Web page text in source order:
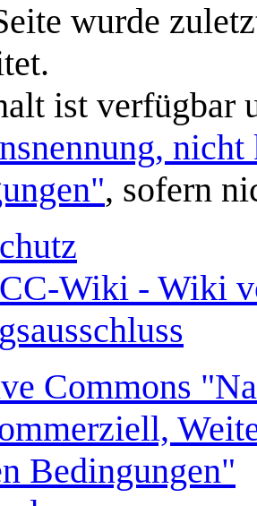
wurde
ist verfügbar
, sofern
Wiki - Wiki